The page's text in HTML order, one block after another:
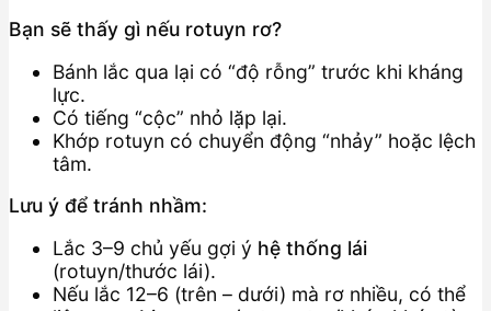
Bạn sẽ thấy gì nếu rotuyn rơ?
Bánh lắc qua lại có “độ rỗng” trước khi kháng
lực.
Có tiếng “cộc” nhỏ lặp lại.
Khớp rotuyn có chuyển động “nhảy” hoặc lệch
tâm.
Lưu ý để tránh nhầm:
Lắc 3–9 chủ yếu gợi ý hệ thống lái
(rotuyn/thước lái).
Nếu lắc 12–6 (trên – dưới) mà rơ nhiều, có thể